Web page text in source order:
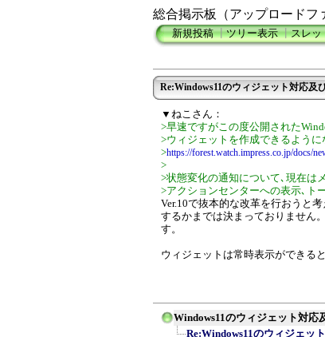
総合掲示板（アップロードフ
新規投稿┃ツリー表示┃スレッ
Re:Windows11のウィジェット対応及
▼ねこさん：
>早速ですがこの度公開された
>ウィジェットを作成できるよう
>https://forest.watch.impress.co.jp/docs/
>
>状態変化の通知について､現在は
>アクションセンターへの表示､ト
Ver.10で抜本的な改革を行おうと
するかまでは決まっておりません
す。
ウィジェットは常時表示ができる
Windows11のウィジェット対応
Re:Windows11のウィジェッ